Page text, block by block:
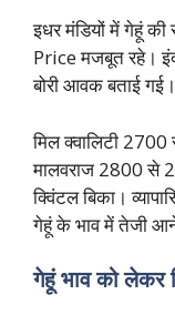
इधर मंडियों में गेहूं
Price मजबूत रहे।
बोरी आवक बताई गई।
मिल क्वालिटी
मालवराज 2800 से
क्विंटल बिका।
गेहूं के भाव में तेजी
गेहूं भाव को लेकर